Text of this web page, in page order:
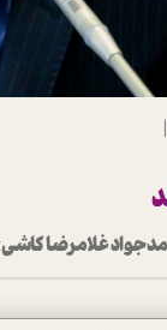
|
جواد غلامرضا